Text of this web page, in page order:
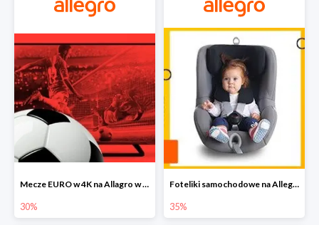
Mecze EURO w 4K na Allagro w super cenach
30%
Foteliki samochodowe na Allegro w super cenach
35%